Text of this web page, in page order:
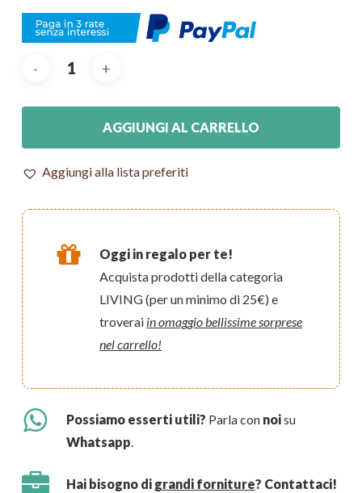
AGGIUNGI AL CARRELLO
Aggiungi alla lista preferiti
Oggi in regalo per te!
Acquista prodotti della categoria
LIVING (per un minimo di 25€) e
troverai in omaggio bellissime sorprese
nel carrello!
Possiamo esserti utili? Parla con noisu
Whatsapp.
Hai bisogno di grandi forniture? Contattaci!